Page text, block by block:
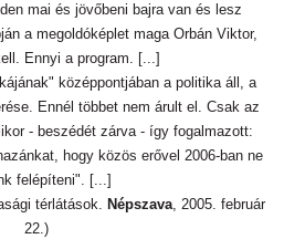
mai és jövőbeni bajra van és lesz
a megoldóképlet maga Orbán Viktor,
Ennyi a program. [...]
középpontjában a politika áll, a
Ennél többet nem árult el. Csak az
- beszédét zárva - így fogalmazott:
hogy közös erővel 2006-ban ne
felépíteni". [...]
térlátások. Népszava, 2005. február
22.)